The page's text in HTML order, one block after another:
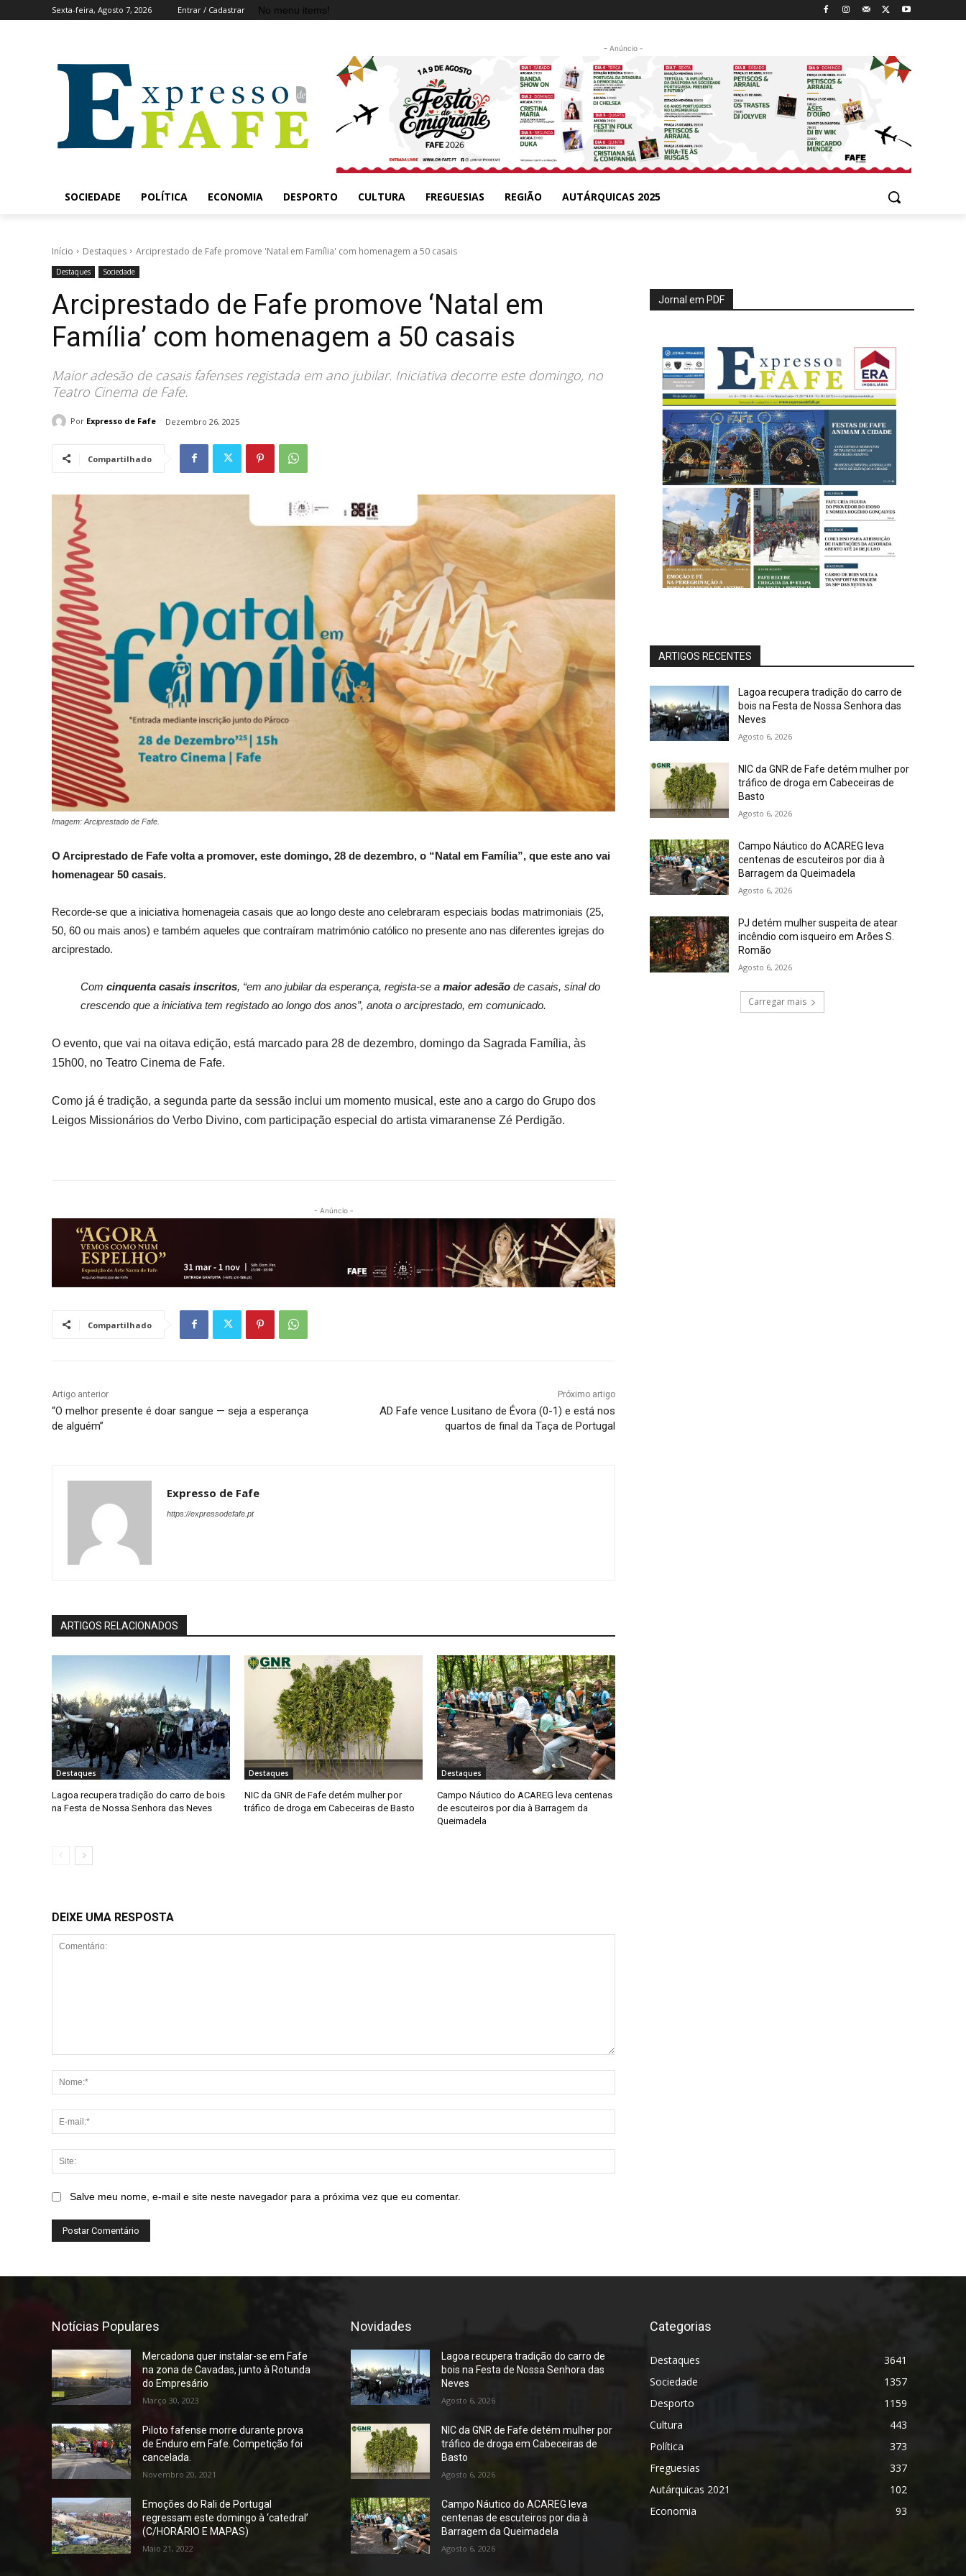
Sexta-feira, Agosto 7, 2026 Entrar / Cadastrar No menu items!
- Anúncio -
SOCIEDADE POLÍTICA ECONOMIA DESPORTO CULTURA FREGUESIAS REGIÃO AUTÁRQUICAS 2025
Início Destaques Arciprestado de Fafe promove 'Natal em Família' com homenagem a 50 casais
Destaques Sociedade
Arciprestado de Fafe promove ‘Natal em
Família’ com homenagem a 50 casais
Maior adesão de casais fafenses registada em ano jubilar. Iniciativa decorre este domingo, no
Teatro Cinema de Fafe.
Por Expresso de Fafe Dezembro 26, 2025
Compartilhado
Imagem: Arciprestado de Fafe.
O Arciprestado de Fafe volta a promover, este domingo, 28 de dezembro, o “Natal em Família”, que este ano vai
homenagear 50 casais.
Recorde-se que a iniciativa homenageia casais que ao longo deste ano celebraram especiais bodas matrimoniais (25,
50, 60 ou mais anos) e também aqueles que contraíram matrimónio católico no presente ano nas diferentes igrejas do
arciprestado.
Com cinquenta casais inscritos, “em ano jubilar da esperança, regista-se a maior adesão de casais, sinal do
crescendo que a iniciativa tem registado ao longo dos anos”, anota o arciprestado, em comunicado.
O evento, que vai na oitava edição, está marcado para 28 de dezembro, domingo da Sagrada Família, às
15h00, no Teatro Cinema de Fafe.
Como já é tradição, a segunda parte da sessão inclui um momento musical, este ano a cargo do Grupo dos
Leigos Missionários do Verbo Divino, com participação especial do artista vimaranense Zé Perdigão.
- Anúncio -
Compartilhado
Artigo anterior
“O melhor presente é doar sangue — seja a esperança
de alguém”
Próximo artigo
AD Fafe vence Lusitano de Évora (0-1) e está nos
quartos de final da Taça de Portugal
Expresso de Fafe
https://expressodefafe.pt
ARTIGOS RELACIONADOS
Destaques
Lagoa recupera tradição do carro de bois
na Festa de Nossa Senhora das Neves
Destaques
NIC da GNR de Fafe detém mulher por
tráfico de droga em Cabeceiras de Basto
Destaques
Campo Náutico do ACAREG leva centenas
de escuteiros por dia à Barragem da
Queimadela
DEIXE UMA RESPOSTA
Salve meu nome, e-mail e site neste navegador para a próxima vez que eu comentar.
Jornal em PDF
ARTIGOS RECENTES
Lagoa recupera tradição do carro de
bois na Festa de Nossa Senhora das
Neves
Agosto 6, 2026
NIC da GNR de Fafe detém mulher por
tráfico de droga em Cabeceiras de
Basto
Agosto 6, 2026
Campo Náutico do ACAREG leva
centenas de escuteiros por dia à
Barragem da Queimadela
Agosto 6, 2026
PJ detém mulher suspeita de atear
incêndio com isqueiro em Arões S.
Romão
Agosto 6, 2026
Carregar mais
Notícias Populares
Mercadona quer instalar-se em Fafe
na zona de Cavadas, junto à Rotunda
do Empresário
Março 30, 2023
Piloto fafense morre durante prova
de Enduro em Fafe. Competição foi
cancelada.
Novembro 20, 2021
Emoções do Rali de Portugal
regressam este domingo à ‘catedral’
(C/HORÁRIO E MAPAS)
Maio 21, 2022
Novidades
Lagoa recupera tradição do carro de
bois na Festa de Nossa Senhora das
Neves
Agosto 6, 2026
NIC da GNR de Fafe detém mulher por
tráfico de droga em Cabeceiras de
Basto
Agosto 6, 2026
Campo Náutico do ACAREG leva
centenas de escuteiros por dia à
Barragem da Queimadela
Agosto 6, 2026
Categorias
Destaques
3641
Sociedade
1357
Desporto
1159
Cultura
443
Política
373
Freguesias
337
Autárquicas 2021
102
Economia
93